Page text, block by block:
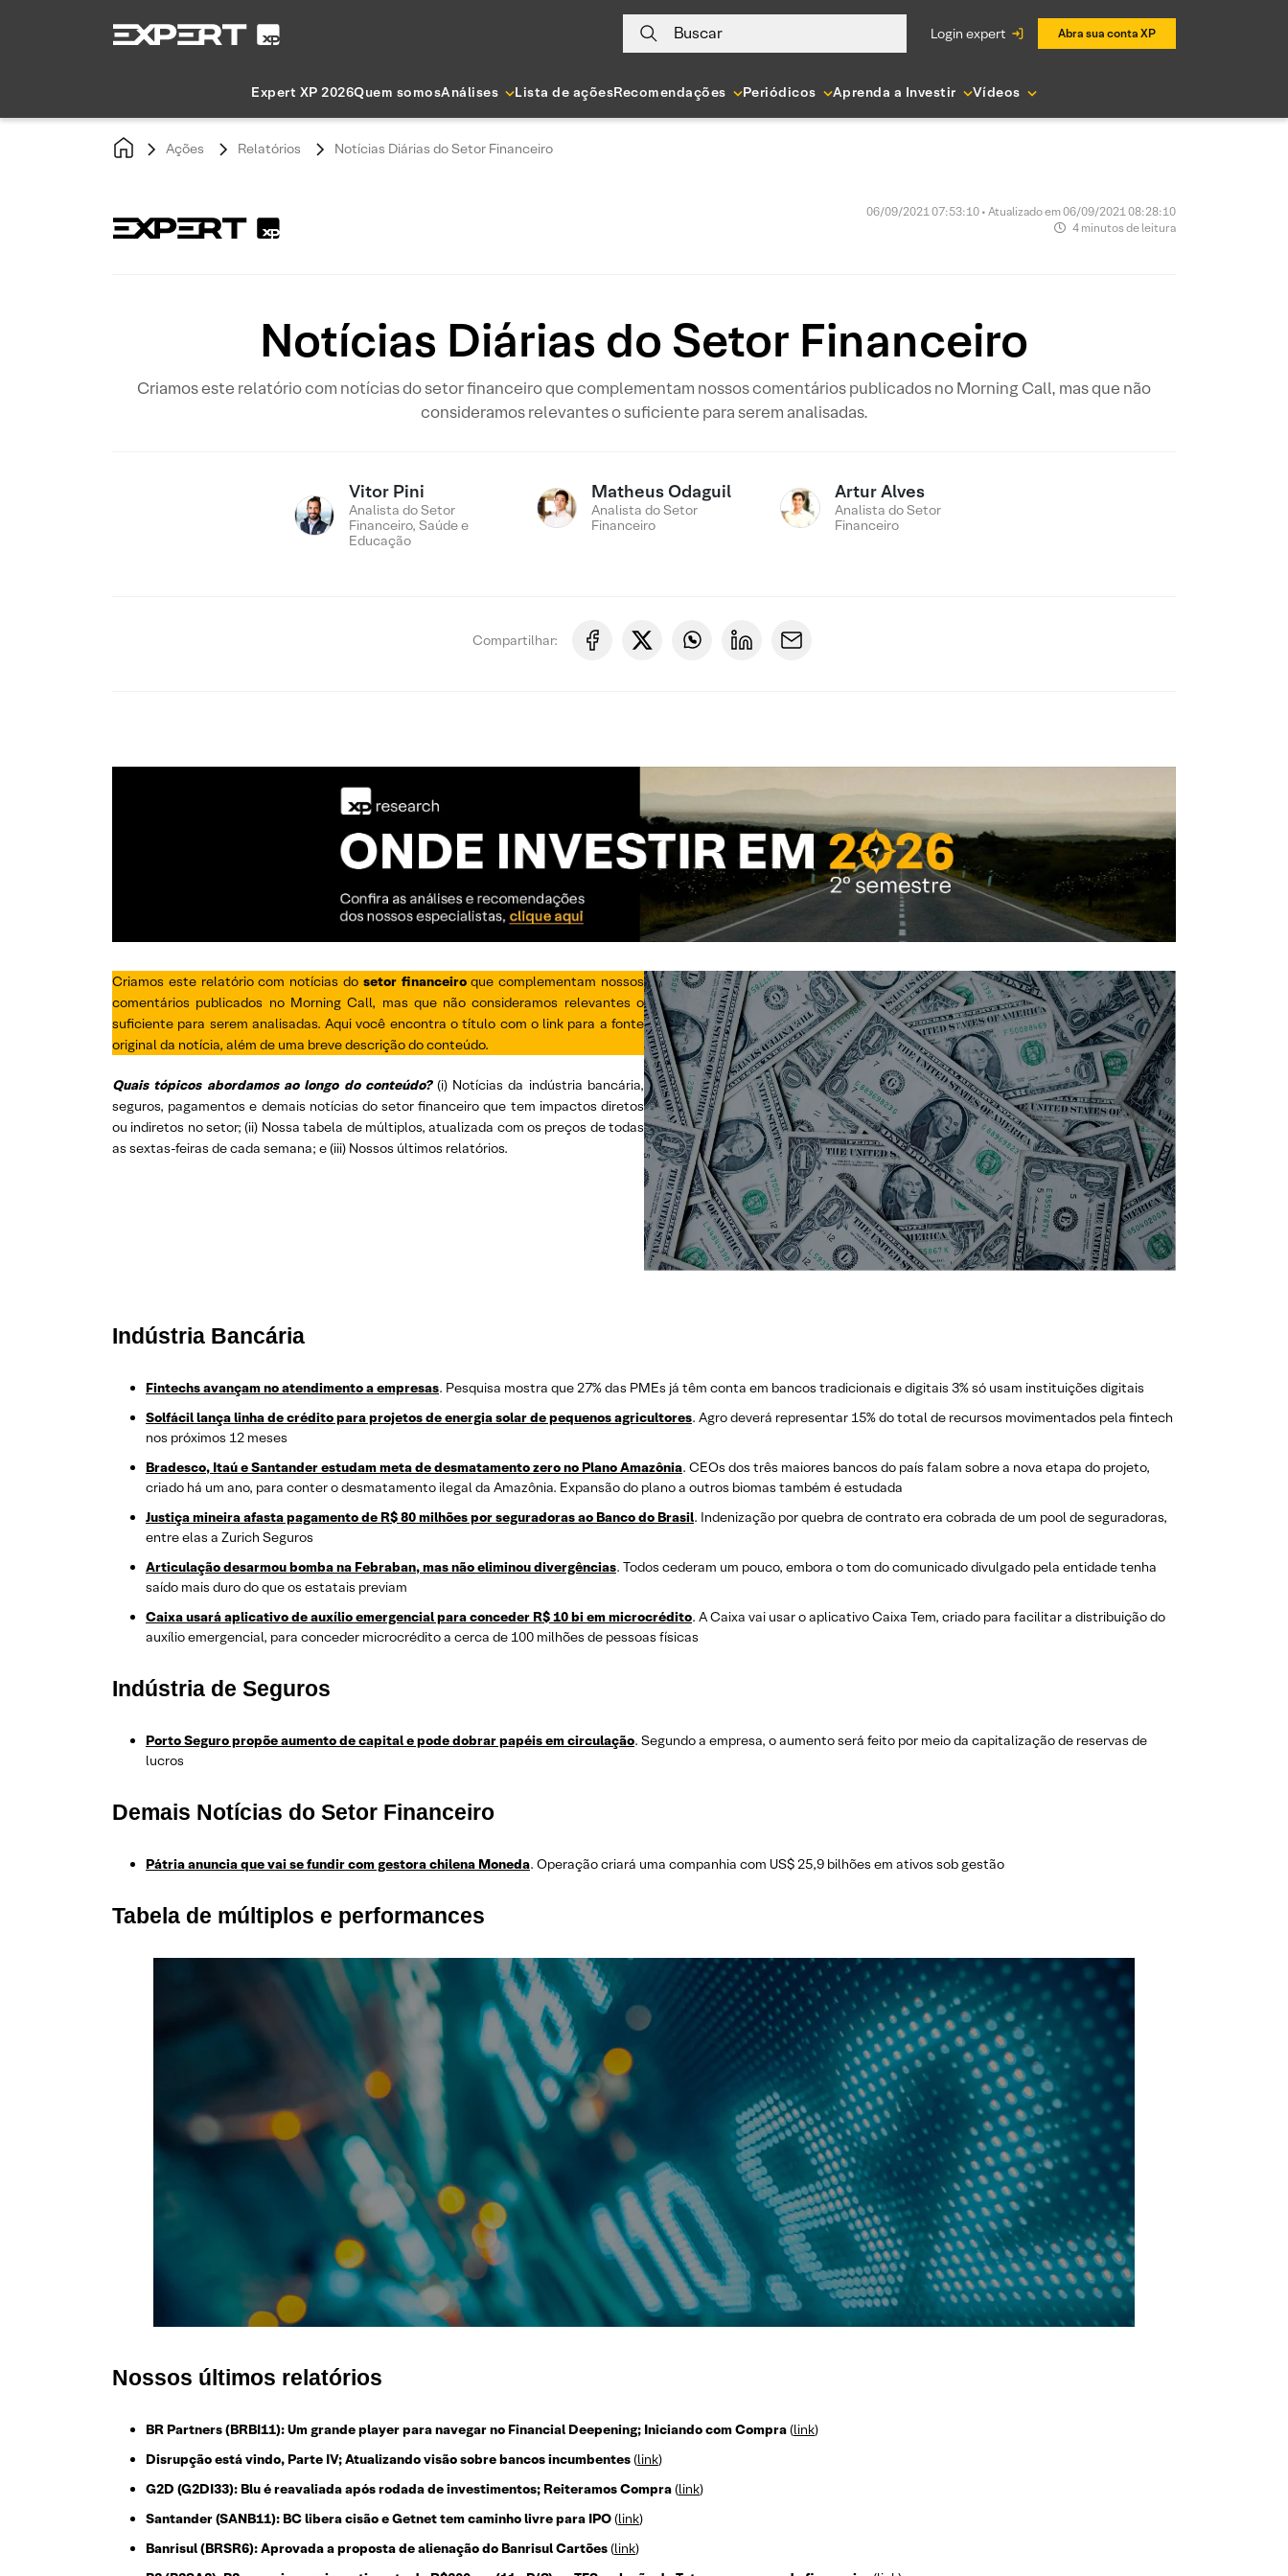
Buscar login expert Abra sua conta XP
Expert XP 2026Quem somosAnálises Lista de açõesRecomendações Periódicos Aprenda a Investir Vídeos
Ações Relatórios Notícias Diárias do Setor Financeiro
06/09/2021 07:53:10 • Atualizado em 06/09/2021 08:28:10
4 minutos de leitura
Notícias Diárias do Setor Financeiro
Criamos este relatório com notícias do setor financeiro que complementam nossos comentários publicados no Morning Call, mas que não
consideramos relevantes o suficiente para serem analisadas.
Vitor Pini
Analista do Setor
Financeiro, Saúde e
Educação
Matheus Odaguil
Analista do Setor
Financeiro
Artur Alves
Analista do Setor
Financeiro
Compartilhar:
Criamos este relatório com notícias do setor financeiroque complementam nossos
comentários publicados no Morning Call, mas que não consideramos relevantes o
suficiente para serem analisadas. Aqui você encontra o título com o link para a fonte
original da notícia, além de uma breve descrição do conteúdo.
Quais tópicos abordamos ao longo do conteúdo? (i) Notícias da indústria bancária,
seguros, pagamentos e demais notícias do setor financeiro que tem impactos diretos
ou indiretos no setor; (ii) Nossa tabela de múltiplos, atualizada com os preços de todas
as sextas-feiras de cada semana; e (iii) Nossos últimos relatórios.
Indústria Bancária
Fintechs avançam no atendimento a empresas. Pesquisa mostra que 27% das PMEs já têm conta em bancos tradicionais e digitais 3% só usam instituições digitais
Solfácil lança linha de crédito para projetos de energia solar de pequenos agricultores. Agro deverá representar 15% do total de recursos movimentados pela fintech
nos próximos 12 meses
Bradesco, Itaú e Santander estudam meta de desmatamento zero no Plano Amazônia. CEOs dos três maiores bancos do país falam sobre a nova etapa do projeto,
criado há um ano, para conter o desmatamento ilegal da Amazônia. Expansão do plano a outros biomas também é estudada
Justiça mineira afasta pagamento de R$ 80 milhões por seguradoras ao Banco do Brasil. Indenização por quebra de contrato era cobrada de um pool de seguradoras,
entre elas a Zurich Seguros
Articulação desarmou bomba na Febraban, mas não eliminou divergências. Todos cederam um pouco, embora o tom do comunicado divulgado pela entidade tenha
saído mais duro do que os estatais previam
Caixa usará aplicativo de auxílio emergencial para conceder R$ 10 bi em microcrédito. A Caixa vai usar o aplicativo Caixa Tem, criado para facilitar a distribuição do
auxílio emergencial, para conceder microcrédito a cerca de 100 milhões de pessoas físicas
Indústria de Seguros
Porto Seguro propõe aumento de capital e pode dobrar papéis em circulação. Segundo a empresa, o aumento será feito por meio da capitalização de reservas de
lucros
Demais Notícias do Setor Financeiro
Pátria anuncia que vai se fundir com gestora chilena Moneda. Operação criará uma companhia com US$ 25,9 bilhões em ativos sob gestão
Tabela de múltiplos e performances
Nossos últimos relatórios
BR Partners (BRBI11): Um grande player para navegar no Financial Deepening; Iniciando com Compra(link)
Disrupção está vindo, Parte IV; Atualizando visão sobre bancos incumbentes(link)
G2D (G2DI33): Blu é reavaliada após rodada de investimentos; Reiteramos Compra(link)
Santander (SANB11): BC libera cisão e Getnet tem caminho livre para IPO(link)
Banrisul (BRSR6): Aprovada a proposta de alienação do Banrisul Cartões(link)